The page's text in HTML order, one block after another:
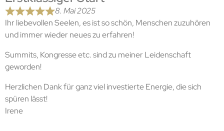
8. Mai 2025
Ihr liebevollen Seelen, es ist so schön, Menschen zuzuhören
und immer wieder neues zu erfahren!
Summits, Kongresse etc. sind zu meiner Leidenschaft
geworden!
Herzlichen Dank für ganz viel investierte Energie, die sich
spüren lässt!
Irene